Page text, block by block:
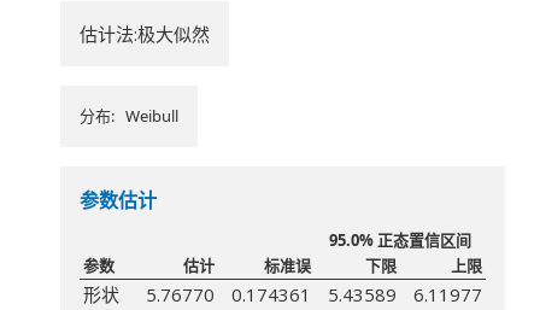
估计法:极大似然
分布: Weibull
参数估计
95.0% 正态置信区间
参数
估计 标准误 下限 上限
形状 5.76770 0.174361 5.43589
6.11977